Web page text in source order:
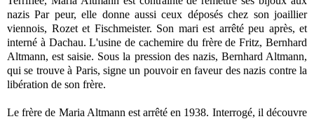
nazis Par peur, elle donne aussi ceux déposés chez son joaillier
viennois, Rozet et Fischmeister. Son mari est arrêté peu après, et
interné à Dachau. L'usine de cachemire du frère de Fritz, Bernhard
Altmann, est saisie. Sous la pression des nazis, Bernhard Altmann,
qui se trouve à Paris, signe un pouvoir en faveur des nazis contre la
libération de son frère.
Le frère de Maria Altmann est arrêté en 1938. Interrogé, il découvre